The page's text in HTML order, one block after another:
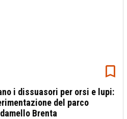
i dissuasori per orsi e lupi:
del parco
Brenta